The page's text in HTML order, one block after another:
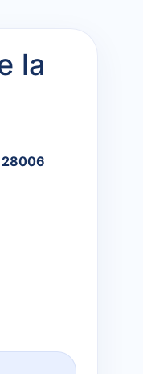
la
28006